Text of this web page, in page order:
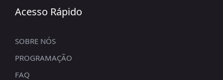
Acesso Rápido
SOBRE NÓS
PROGRAMAÇÃO
FAQ